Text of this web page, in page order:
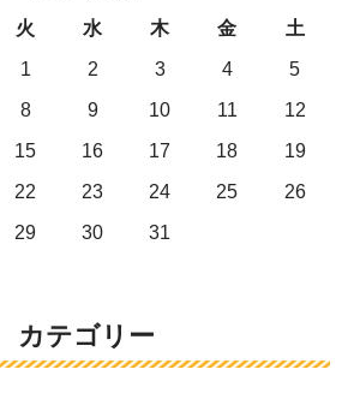
火 水 木 金
土
1
2 3 4
5
8 9 10 11
12
15 16 17 18
19
22 23 24 25
26
29 30
31
カテゴリー